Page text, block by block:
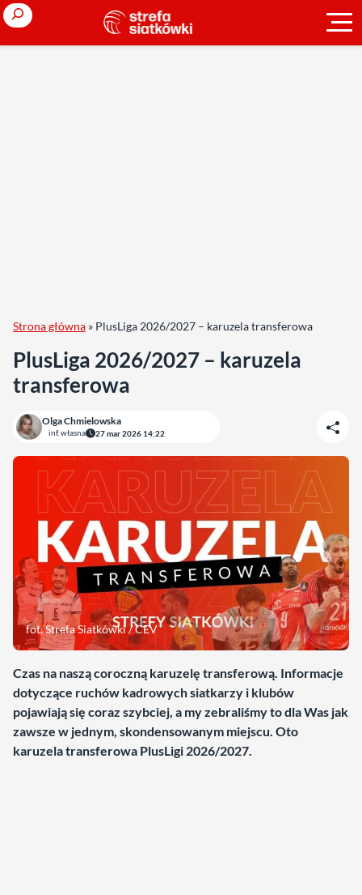
Search
Strona główna » PlusLiga 2026/2027 – karuzela transferowa
PlusLiga 2026/2027 – karuzela
transferowa
Olga Chmielowska
inf. własna 27 mar 2026 14:22
fot. Strefa Siatkówki / CEV
Czas na naszą coroczną karuzelę transferową. Informacje
dotyczące ruchów kadrowych siatkarzy i klubów
pojawiają się coraz szybciej, a my zebraliśmy to dla Was jak
zawsze w jednym, skondensowanym miejscu. Oto
karuzela transferowa PlusLigi 2026/2027.